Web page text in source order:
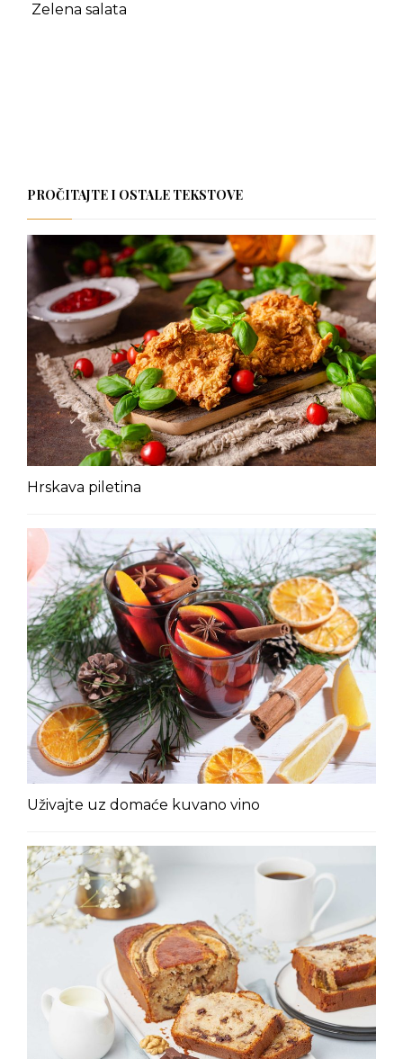
Zelena salata
PROČITAJTE I OSTALE TEKSTOVE
Hrskava piletina
Uživajte uz domaće kuvano vino